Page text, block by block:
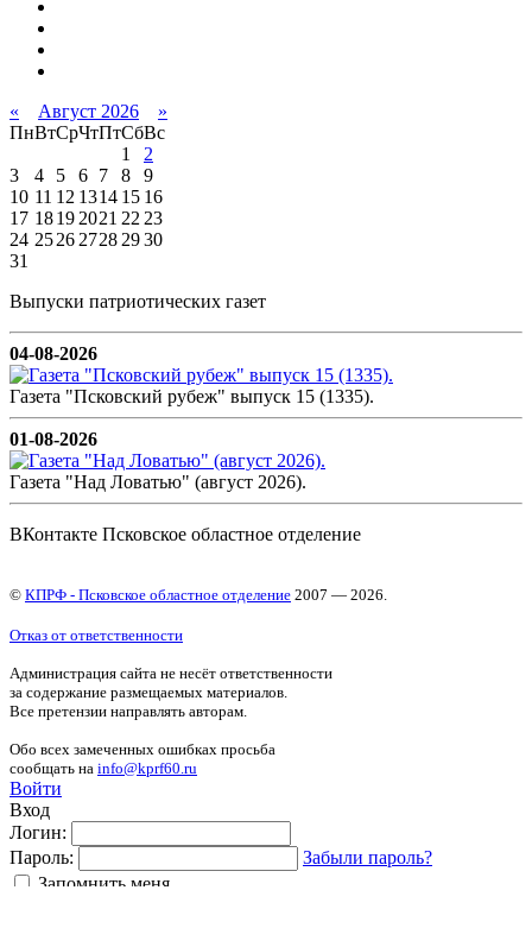
« Август 2026
»
ПнВтСрЧтПтСбВс
1
2
3
4 5 6 7 8
9
10 11 12 1314 15 16
17 18192021 2223
24 252627282930
31
Выпуски патриотических газет
04-08-2026
Газета "Псковский рубеж" выпуск 15 (1335).
01-08-2026
Газета "Над Ловатью" (август 2026).
ВКонтакте Псковское областное отделение
© КПРФ - Псковское областное отделение 2007 — 2026.
Отказ от ответственности
Администрация сайта не несёт ответственности
за содержание размещаемых материалов.
Все претензии направлять авторам.
Обо всех замеченных ошибках просьба
сообщать на info@kprf60.ru
Войти
Вход
Логин:
Пароль:
Забыли пароль?
Запомнить меня